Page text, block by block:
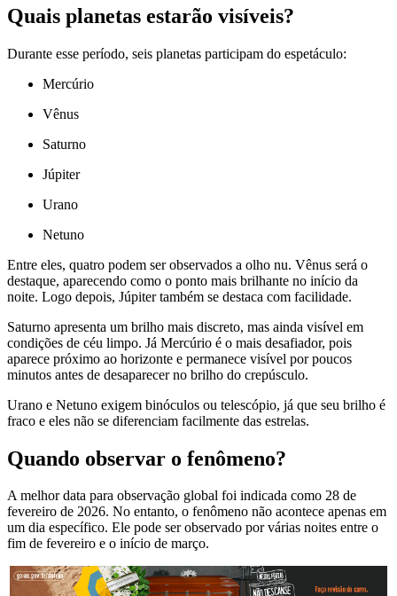
Quais planetas estarão visíveis?
Durante esse período, seis planetas participam do espetáculo:
Mercúrio
Vênus
Saturno
Júpiter
Urano
Netuno
Entre eles, quatro podem ser observados a olho nu. Vênus será o
destaque, aparecendo como o ponto mais brilhante no início da
noite. Logo depois, Júpiter também se destaca com facilidade.
Saturno apresenta um brilho mais discreto, mas ainda visível em
condições de céu limpo. Já Mercúrio é o mais desafiador, pois
aparece próximo ao horizonte e permanece visível por poucos
minutos antes de desaparecer no brilho do crepúsculo.
Urano e Netuno exigem binóculos ou telescópio, já que seu brilho é
fraco e eles não se diferenciam facilmente das estrelas.
Quando observar o fenômeno?
A melhor data para observação global foi indicada como 28 de
fevereiro de 2026. No entanto, o fenômeno não acontece apenas em
um dia específico. Ele pode ser observado por várias noites entre o
fim de fevereiro e o início de março.